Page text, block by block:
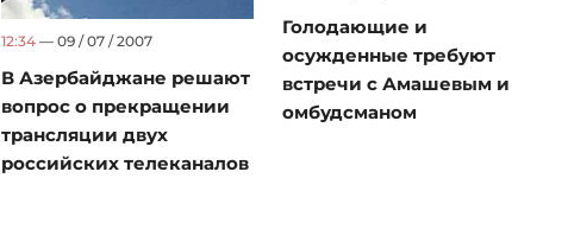
12:34 — 09 / 07 / 2007
В Азербайджане решают
вопрос о прекращении
трансляции двух
российских телеканалов
Голодающие и
осужденные требуют
встречи с Амашевым и
омбудсманом